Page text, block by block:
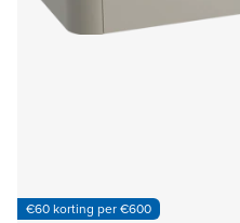
€60 korting per €600